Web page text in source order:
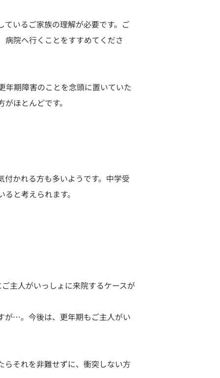
いるご家族の理解が必要です。ご
院へ行くことをすすめてくださ
年期障害のことを念頭に置いていた
ほとんどです。
かれる方も多いようです。中学受
と考えられます。
主人がいっしょに来院するケースが
が…。今後は、更年期もご主人がい
それを非難せずに、衝突しない方